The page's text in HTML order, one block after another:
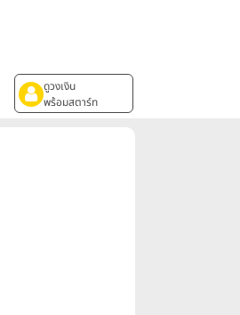
ดูวงเงิน
พร้อมสตาร์ท